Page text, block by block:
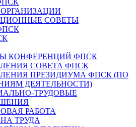
СОВЕТЫ
КОНФЕРЕНЦИЙ ФПСК
СОВЕТА ФПСК
ПРЕЗИДИУМА ФПСК (ПО
ДЕЯТЕЛЬНОСТИ)
ТРУДОВЫЕ
РАБОТА
ТРУДА